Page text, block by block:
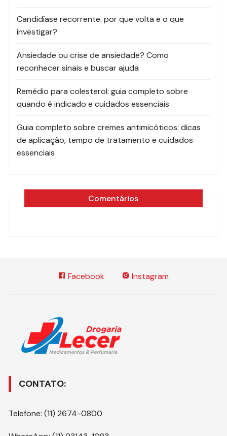
Candidíase recorrente: por que volta e o que
investigar?
Ansiedade ou crise de ansiedade? Como
reconhecer sinais e buscar ajuda
Remédio para colesterol: guia completo sobre
quando é indicado e cuidados essenciais
Guia completo sobre cremes antimicóticos: dicas
de aplicação, tempo de tratamento e cuidados
essenciais
Comentários
Facebook Instagram
CONTATO:
Telefone: (11) 2674-0800